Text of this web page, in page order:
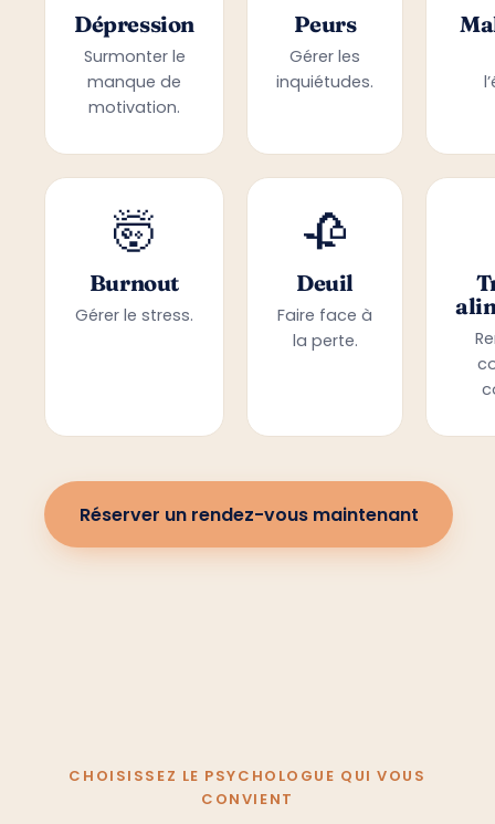
Dépression
Surmonter le
manque de
motivation.
Peurs
Gérer les
inquiétudes.
🤯
Burnout
Gérer le stress.
🥀
Deuil
Faire face à
la perte.
Réserver un rendez-vous maintenant
CHOISISSEZ LE PSYCHOLOGUE QUI VOUS
CONVIENT